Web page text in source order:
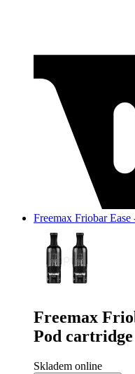
Freemax Friobar
Freemax
Pod cartridge
Skladem online